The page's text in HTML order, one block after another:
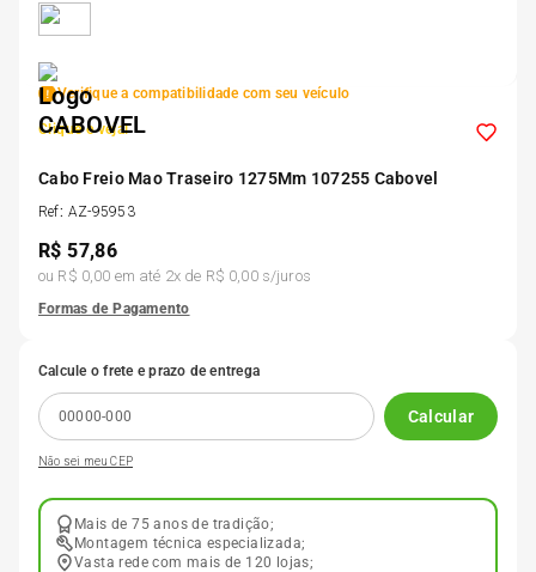
Verifique a compatibilidade com seu veículo
Clique e veja!
Cabo Freio Mao Traseiro 1275Mm 107255 Cabovel
Ref: AZ-95953
R$57,86
ou R$ 0,00 em até 2x de R$ 0,00s/juros
Formas de Pagamento
Calcule o frete e prazo de entrega
Calcular
Não sei meu CEP
Mais de 75 anos de tradição;
Montagem técnica especializada;
Vasta rede com mais de 120 lojas;
5º
6º
7º 185 60r15
8º 205 55r16
9º
10º 175 65 14